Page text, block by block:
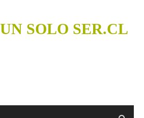
UN SOLO SER.CL